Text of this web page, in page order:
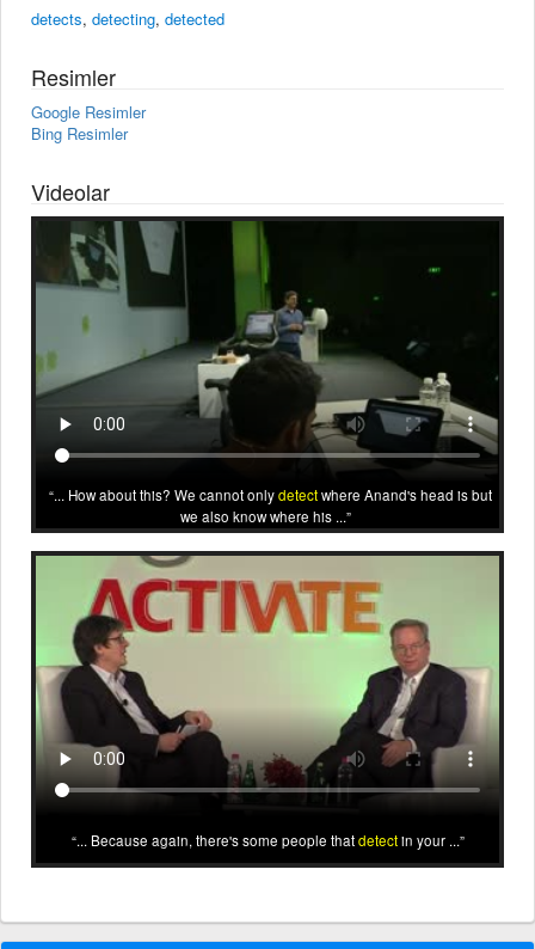
detects, detecting, detected
Resimler
Google Resimler
Bing Resimler
Videolar
... How about this? We cannot onlydetectwhere Anand's head is but
we also know where his ...
... Because again, there's some people thatdetectin your ...